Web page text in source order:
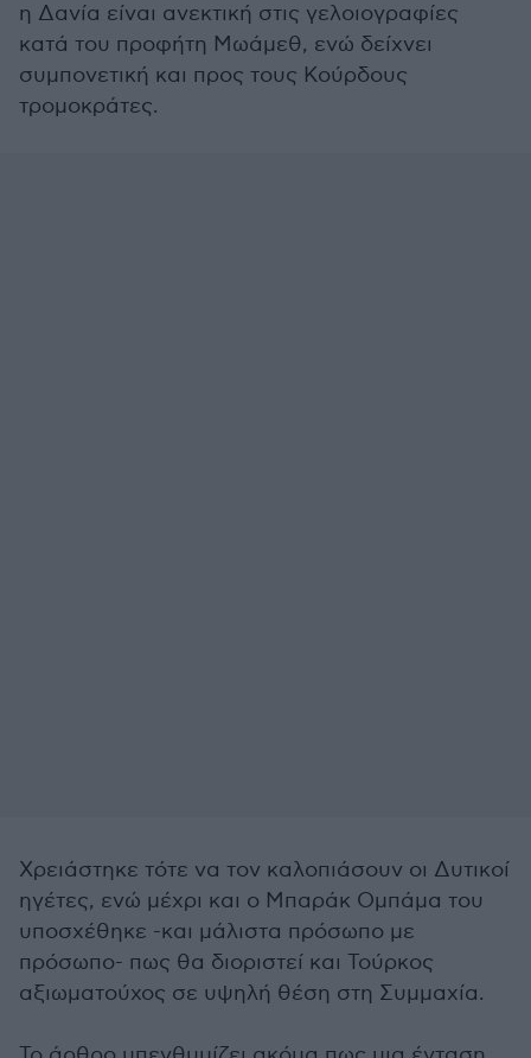
η Δανία είναι ανεκτική στις γελοιογραφίες
κατά του προφήτη Μωάμεθ, ενώ δείχνει
συμπονετική και προς τους Κούρδους
τρομοκράτες.
Χρειάστηκε τότε να τον καλοπιάσουν οι Δυτικοί
ηγέτες, ενώ μέχρι και ο Μπαράκ Ομπάμα του
υποσχέθηκε -και μάλιστα πρόσωπο με
πρόσωπο- πως θα διοριστεί και Τούρκος
αξιωματούχος σε υψηλή θέση στη Συμμαχία.